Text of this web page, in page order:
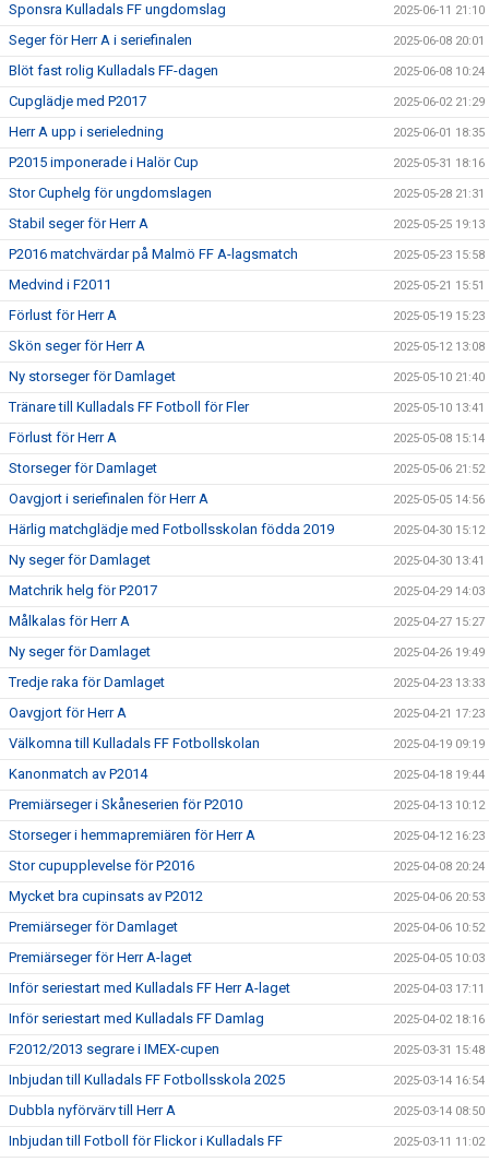
Sponsra Kulladals FF ungdomslag 2025-06-11 21:10
Seger för Herr A i seriefinalen 2025-06-08 20:01
Blöt fast rolig Kulladals FF-dagen 2025-06-08 10:24
Cupglädje med P2017 2025-06-02 21:29
Herr A upp i serieledning 2025-06-01 18:35
P2015 imponerade i Halör Cup 2025-05-31 18:16
Stor Cuphelg för ungdomslagen 2025-05-28 21:31
Stabil seger för Herr A 2025-05-25 19:13
P2016 matchvärdar på Malmö FF A-lagsmatch 2025-05-23 15:58
Medvind i F2011 2025-05-21 15:51
Förlust för Herr A 2025-05-19 15:23
Skön seger för Herr A 2025-05-12 13:08
Ny storseger för Damlaget 2025-05-10 21:40
Tränare till Kulladals FF Fotboll för Fler 2025-05-10 13:41
Förlust för Herr A 2025-05-08 15:14
Storseger för Damlaget 2025-05-06 21:52
Oavgjort i seriefinalen för Herr A 2025-05-05 14:56
Härlig matchglädje med Fotbollsskolan födda 2019 2025-04-30 15:12
Ny seger för Damlaget 2025-04-30 13:41
Matchrik helg för P2017 2025-04-29 14:03
Målkalas för Herr A 2025-04-27 15:27
Ny seger för Damlaget 2025-04-26 19:49
Tredje raka för Damlaget 2025-04-23 13:33
Oavgjort för Herr A 2025-04-21 17:23
Välkomna till Kulladals FF Fotbollskolan 2025-04-19 09:19
Kanonmatch av P2014 2025-04-18 19:44
Premiärseger i Skåneserien för P2010 2025-04-13 10:12
Storseger i hemmapremiären för Herr A 2025-04-12 16:23
Stor cupupplevelse för P2016 2025-04-08 20:24
Mycket bra cupinsats av P2012 2025-04-06 20:53
Premiärseger för Damlaget 2025-04-06 10:52
Premiärseger för Herr A-laget 2025-04-05 10:03
Inför seriestart med Kulladals FF Herr A-laget 2025-04-03 17:11
Inför seriestart med Kulladals FF Damlag 2025-04-02 18:16
F2012/2013 segrare i IMEX-cupen 2025-03-31 15:48
Inbjudan till Kulladals FF Fotbollsskola 2025 2025-03-14 16:54
Dubbla nyförvärv till Herr A 2025-03-14 08:50
Inbjudan till Fotboll för Flickor i Kulladals FF 2025-03-11 11:02